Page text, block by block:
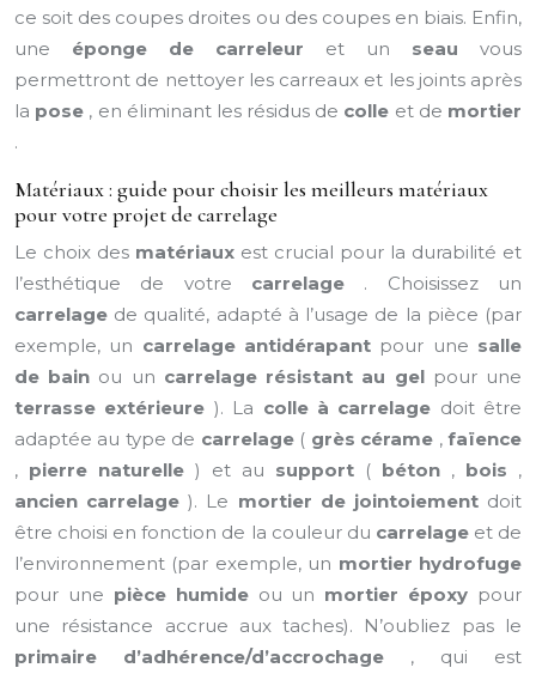
ce soit des coupes droites ou des coupes en biais. Enfin,
une éponge de carreleur et un seau vous
permettront de nettoyer les carreaux et les joints après
la pose , en éliminant les résidus de colle et de mortier
.
Matériaux : guide pour choisir les meilleurs matériaux
pour votre projet de carrelage
Le choix des matériaux est crucial pour la durabilité et
l’esthétique de votre carrelage . Choisissez un
carrelage de qualité, adapté à l’usage de la pièce (par
exemple, un carrelage antidérapant pour une salle
de bain ou un carrelage résistant au gel pour une
terrasse extérieure ). La colle à carrelage doit être
adaptée au type de carrelage ( grès cérame ,faïence
, pierre naturelle ) et au support ( béton , bois ,
ancien carrelage). Le mortier de jointoiement doit
être choisi en fonction de la couleur du carrelage et de
l’environnement (par exemple, un mortier hydrofuge
pour une pièce humide ou un mortier époxy pour
une résistance accrue aux taches). N’oubliez pas le
primaire d’adhérence/d’accrochage , qui est